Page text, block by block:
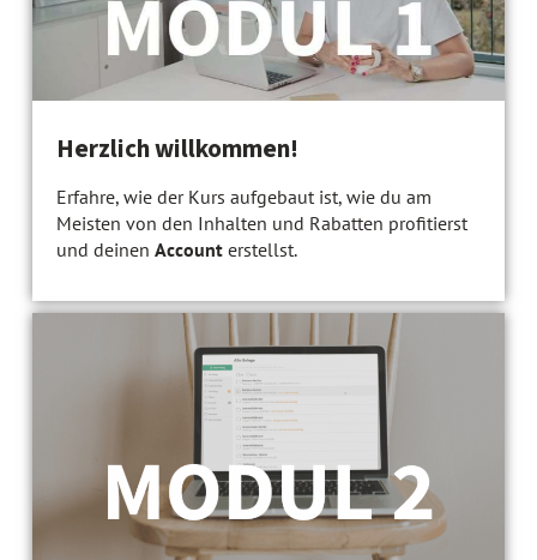
Herzlich willkommen!
Erfahre, wie der Kurs aufgebaut ist, wie du am
Meisten von den Inhalten und Rabatten profitierst
und deinenAccount erstellst.